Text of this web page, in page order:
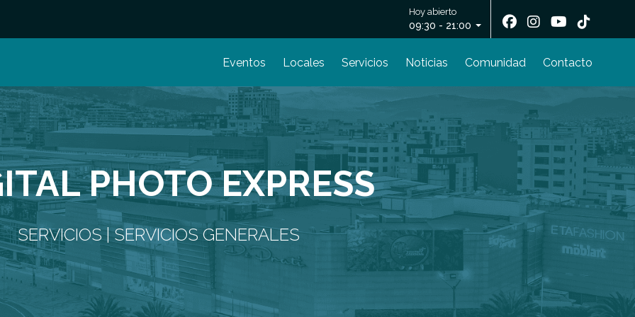
Hoy abierto
09:30 - 21:00
Eventos Locales Servicios Noticias Comunidad Contacto
PHOTO EXPRESS
SERVICIOS | SERVICIOS GENERALES